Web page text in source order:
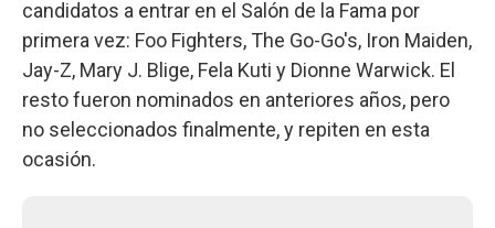
candidatos a entrar en el Salón de la Fama por
primera vez: Foo Fighters, The Go-Go's, Iron Maiden,
Jay-Z, Mary J. Blige, Fela Kuti y Dionne Warwick. El
resto fueron nominados en anteriores años, pero
no seleccionados finalmente, y repiten en esta
ocasión.